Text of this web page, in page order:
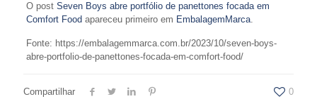
O post Seven Boys abre portfólio de panettones focada em
Comfort Food apareceu primeiro em EmbalagemMarca.
Fonte: https://embalagemmarca.com.br/2023/10/seven-boys-
abre-portfolio-de-panettones-focada-em-comfort-food/
Compartilhar 0